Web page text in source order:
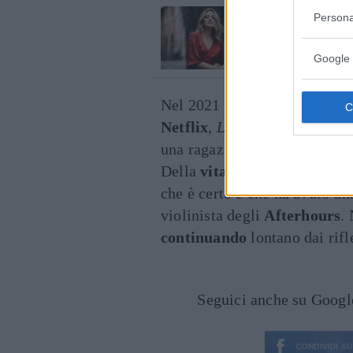
Google
VI RACCOMANDIAMO...
Chi è
di Pizzofalcone
Nel 2021 ha debuttato come
Netflix, Luna Park , che
una ragazza della
Della vita privata
di
che è certo è che ha avuto
violinista degli Afterhours.
continuando lontano dai
Seguici anche su
CONDIVIDI SU